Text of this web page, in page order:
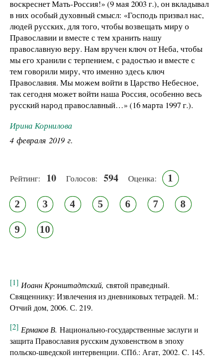
воскреснет Мать-Россия!» (9 мая 2003 г.), он вкладывал
в них особый духовный смысл: «Господь призвал нас,
людей русских, для того, чтобы возвещать миру о
Православии и вместе с тем хранить нашу
православную веру. Нам вручен ключ от Неба, чтобы
мы его хранили с терпением, с радостью и вместе с
тем говорили миру, что именно здесь ключ
Православия. Мы можем войти в Царство Небесное,
так сегодня может войти наша Россия, особенно весь
русский народ православный…» (16 марта 1997 г.).
Ирина Корнилова
4 февраля 2019 г.
Рейтинг: 10 Голосов: 594 Оценка: 1
2 3 4 5 6 7 8
9 10
[1] Иоанн Кронштадтский, святой праведный.
Священнику: Извлечения из дневниковых тетрадей. М.:
Отчий дом, 2006. С. 219.
[2] Ермаков В. Национально-государственные заслуги и
защита Православия русским духовенством в эпоху
польско-шведской интервенции. СПб.: Агат, 2002. C. 145.